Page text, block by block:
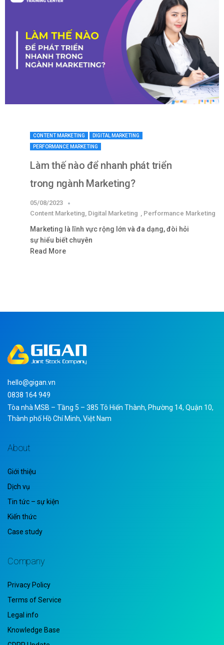
CONTENT MARKETING
DIGITAL MARKETING
PERFORMANCE MARKETING
Làm thế nào để nhanh phát triển
trong ngành Marketing?
05/08/2023
Content Marketing, Digital Marketing , Performance Marketing
Marketing là lĩnh vực rộng lớn và đa dạng, đòi hỏi
sự hiểu biết chuyên
Read More
hello@gigan.vn
0838 164 949
Tòa nhà MSB – Tầng 5 – 385 Tô Hiến Thành, Phường 14, Quận 10,
Thành phố Hồ Chí Minh, Việt Nam
About
Giới thiệu
Dịch vụ
Tin tức – sự kiện
Kiến thức
Case study
Company
Privacy Policy
Terms of Service
Legal info
Knowledge Base